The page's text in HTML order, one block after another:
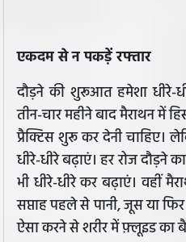
एकदम से न पकड़ें रफ्तार
दौड़ने की शुरूआत हमेशा धीरे-
तीन-चार महीने बाद मैराथन में
प्रैक्टिस शुरू कर देनी चाहिए।
धीरे-धीरे बढ़ाएं। हर रोज दौड़ने
भी धीरे-धीरे कर बढ़ाएं। वहीं
सप्ताह पहले से पानी, जूस या
ऐसा करने से शरीर में फ़्लूइड का